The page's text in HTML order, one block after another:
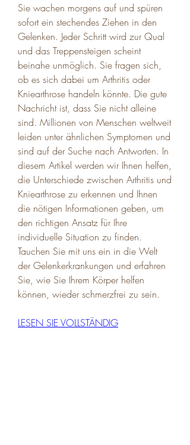
Sie wachen morgens auf und spüren
sofort ein stechendes Ziehen in den
Gelenken. Jeder Schritt wird zur Qual
und das Treppensteigen scheint
beinahe unmöglich. Sie fragen sich,
ob es sich dabei um Arthritis oder
Kniearthrose handeln könnte. Die gute
Nachricht ist, dass Sie nicht alleine
sind. Millionen von Menschen weltweit
leiden unter ähnlichen Symptomen und
sind auf der Suche nach Antworten. In
diesem Artikel werden wir Ihnen helfen,
die Unterschiede zwischen Arthritis und
Kniearthrose zu erkennen und Ihnen
die nötigen Informationen geben, um
den richtigen Ansatz für Ihre
individuelle Situation zu finden.
Tauchen Sie mit uns ein in die Welt
der Gelenkerkrankungen und erfahren
Sie, wie Sie Ihrem Körper helfen
können, wieder schmerzfrei zu sein.
LESEN SIE VOLLSTÄNDIG